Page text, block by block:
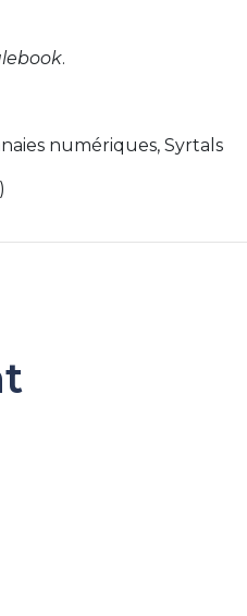
.
numériques, Syrtals